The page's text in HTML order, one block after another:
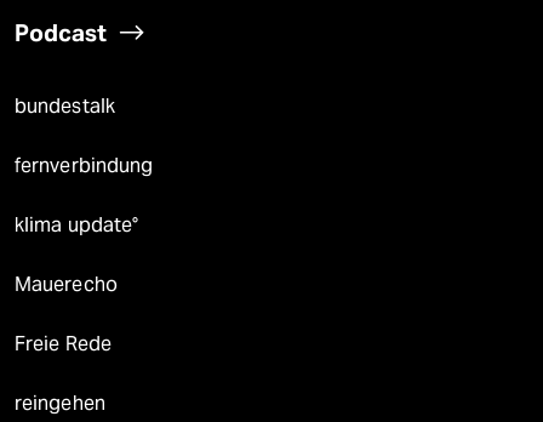
Podcast
bundestalk
fernverbindung
klima update°
Mauerecho
Freie Rede
reingehen